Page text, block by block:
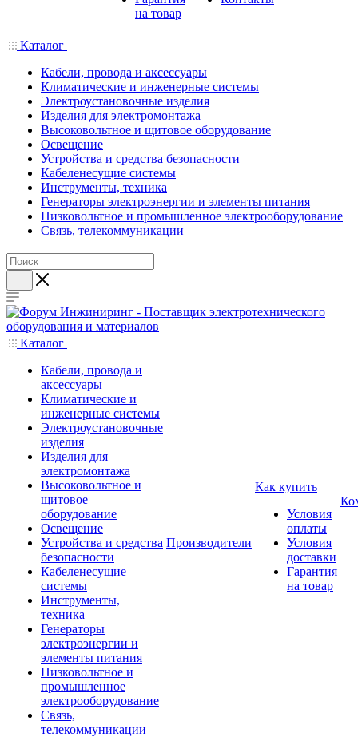
на товар
Каталог
Кабели, провода и аксессуары
Климатические и инженерные системы
Электроустановочные изделия
Изделия для электромонтажа
Высоковольтное и щитовое оборудование
Освещение
Устройства и средства безопасности
Кабеленесущие системы
Инструменты, техника
Генераторы электроэнергии и элементы питания
Низковольтное и промышленное электрооборудование
Связь, телекоммуникации
Каталог
Кабели, провода и
аксессуары
Климатические и
инженерные системы
Электроустановочные
изделия
Изделия для
электромонтажа
Высоковольтное и
щитовое
оборудование
Освещение
Устройства и средства
безопасности
Кабеленесущие
системы
Инструменты,
техника
Генераторы
электроэнергии и
элементы питания
Низковольтное и
промышленное
электрооборудование
Связь,
телекоммуникации
Производители
Как купить
Условия
оплаты
Условия
доставки
Гарантия
на товар